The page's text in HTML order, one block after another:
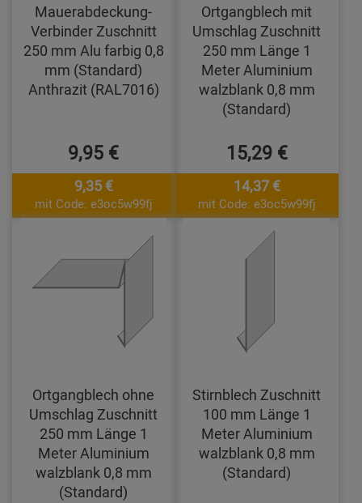
Mauerabdeckung-
Verbinder Zuschnitt
250 mm Alu farbig 0,8
mm (Standard)
Anthrazit (RAL7016)
9,95 €
9,35 €
mit Code: e3oc5w99fj
Ortgangblech mit
Umschlag Zuschnitt
250 mm Länge 1
Meter Aluminium
walzblank 0,8 mm
(Standard)
15,29 €
14,37 €
mit Code: e3oc5w99fj
Ortgangblech ohne
Umschlag Zuschnitt
250 mm Länge 1
Meter Aluminium
walzblank 0,8 mm
(Standard)
Stirnblech Zuschnitt
100 mm Länge 1
Meter Aluminium
walzblank 0,8 mm
(Standard)